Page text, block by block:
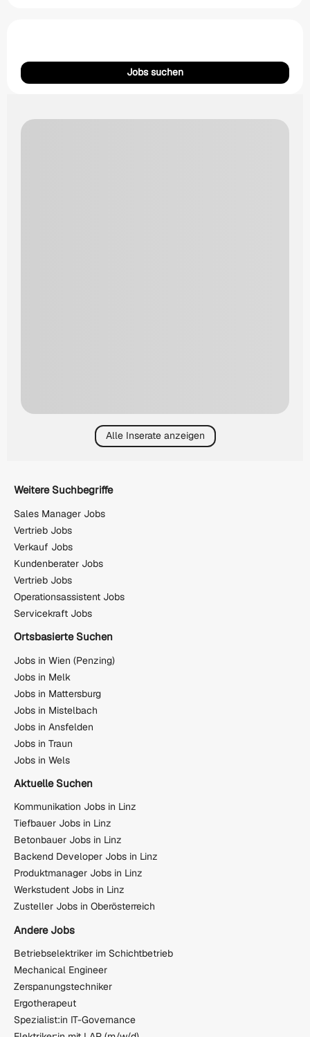
Jobs suchen
Alle Inserate anzeigen
Weitere Suchbegriffe
Sales Manager Jobs
Vertrieb Jobs
Verkauf Jobs
Kundenberater Jobs
Vertrieb Jobs
Operationsassistent Jobs
Servicekraft Jobs
Ortsbasierte Suchen
Jobs in Wien (Penzing)
Jobs in Melk
Jobs in Mattersburg
Jobs in Mistelbach
Jobs in Ansfelden
Jobs in Traun
Jobs in Wels
Aktuelle Suchen
Kommunikation Jobs in Linz
Tiefbauer Jobs in Linz
Betonbauer Jobs in Linz
Backend Developer Jobs in Linz
Produktmanager Jobs in Linz
Werkstudent Jobs in Linz
Zusteller Jobs in Oberösterreich
Andere Jobs
Betriebselektriker im Schichtbetrieb
Mechanical Engineer
Zerspanungstechniker
Ergotherapeut
Spezialist:in IT-Governance